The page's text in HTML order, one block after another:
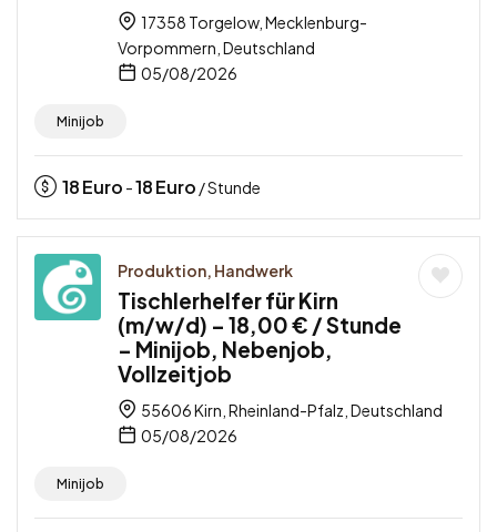
17358 Torgelow, Mecklenburg-
Vorpommern, Deutschland
05/08/2026
Minijob
18Euro -18Euro / Stunde
Produktion, Handwerk
Tischlerhelfer für Kirn
(m/w/d) – 18,00 € / Stunde
– Minijob, Nebenjob,
Vollzeitjob
55606 Kirn, Rheinland-Pfalz, Deutschland
05/08/2026
Minijob